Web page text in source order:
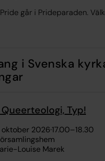
går i Prideparaden.
i Svenska
Typ!
oktober 2026·17.00–18.30
Louise Marek